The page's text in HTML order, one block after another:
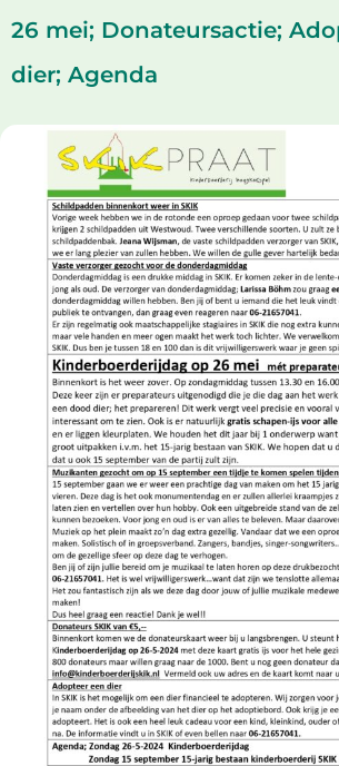
26 mei; Donateursactie;
dier; Agenda